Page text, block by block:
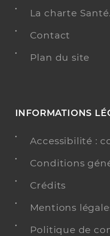
La charte
Contact
Plan du site
INFORMATIONS
Accessibilité :
Conditions
Crédits
Mentions
Politique de